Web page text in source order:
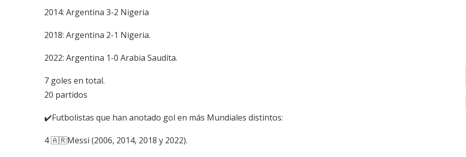
2014: Argentina 3-2 Nigeria
2018: Argentina 2-1 Nigeria.
2022: Argentina 1-0 Arabia Saudita.
7 goles en total.
20 partidos
✔️Futbolistas que han anotado gol en más Mundiales distintos:
4 🇦🇷Messi (2006, 2014, 2018 y 2022).